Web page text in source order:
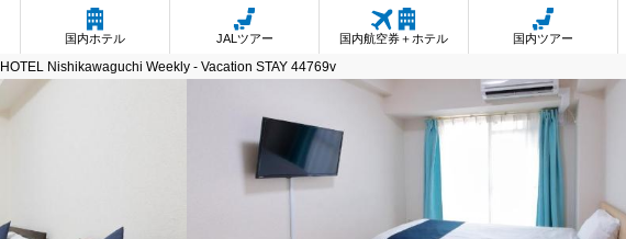
国内ホテル JALツアー 国内航空券＋ホテル 国内ツアー
HOTEL Nishikawaguchi Weekly - Vacation STAY 44769v